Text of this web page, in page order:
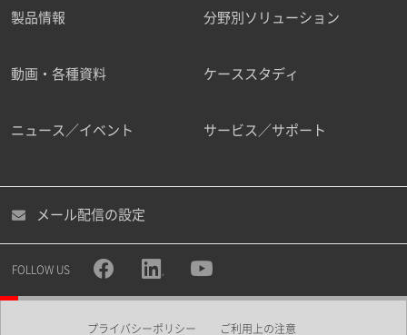
ご勤務先
職種
所属部署
製品情報 分野別ソリューション
動画・各種資料 ケーススタディ
ニュース／イベント サービス／サポート
メール配信の設定
FOLLOW US
プライバシーポリシー ご利用上の注意